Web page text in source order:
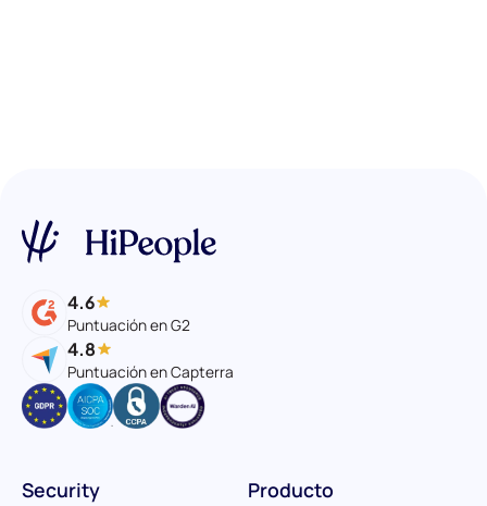
4.6
Puntuación en G2
4.8
Puntuación en Capterra
Producto
Security